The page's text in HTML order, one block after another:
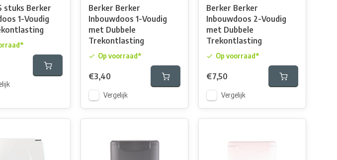
stuks Berker
1-Voudig
Berker Berker
Inbouwdoos 1-Voudig
met Dubbele
Trekontlasting
Op voorraad*
€3,40
Vergelijk
Berker Berker
Inbouwdoos 2-Voudig
met Dubbele
Trekontlasting
Op voorraad*
€7,50
Vergelijk